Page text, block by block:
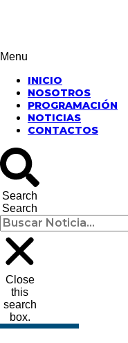
Menu
INICIO
NOSOTROS
PROGRAMACIÓN
NOTICIAS
CONTACTOS
Search
Search
Close
this
search
box.